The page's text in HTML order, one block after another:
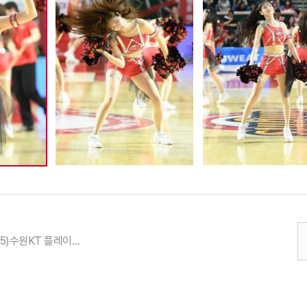
24-25 (04.25)수원KT 플레이오프 4강 2차 전 최원혁